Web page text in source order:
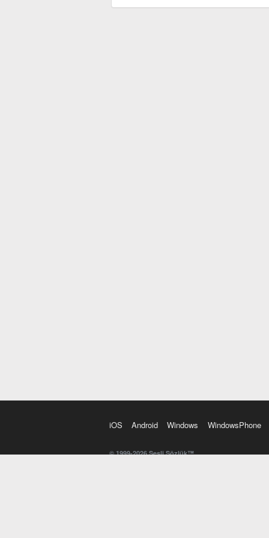
iOS Android Windows WindowsPhone
© 1999-2026 Sesli Sözlük™